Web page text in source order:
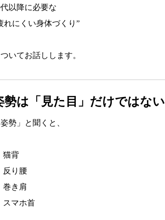
以降に必要な
れにくい身体づくり”
いてお話しします。
勢は「見た目」だけではない
勢」と聞くと、
猫背
反り腰
巻き肩
スマホ首